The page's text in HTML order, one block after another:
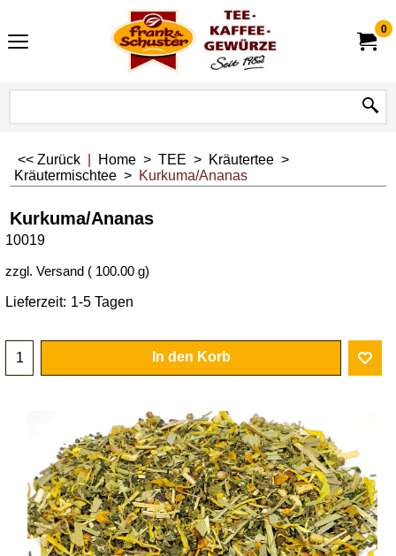
0
<< Zurück Home > TEE > Kräutertee >
Kräutermischtee > Kurkuma/Ananas
Kurkuma/Ananas
10019
zzgl. Versand 100.00 g
Lieferzeit: 1-5 Tagen
In den Korb